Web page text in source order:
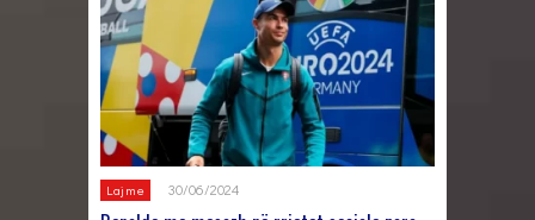
Lajme 30/06/2024